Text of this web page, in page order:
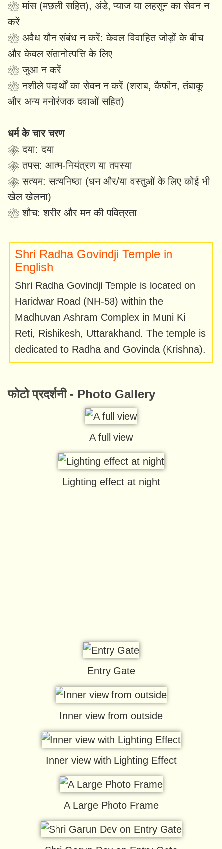
❀ मांस (मछली सहित), अंडे, प्याज या लहसुन का सेवन न
करें
❀ अवैध यौन संबंध न करें: केवल विवाहित जोड़ों के बीच
और केवल संतानोत्पत्ति के लिए
❀ जुआ न करें
❀ नशीले पदार्थों का सेवन न करें (शराब, कैफीन, तंबाकू
और अन्य मनोरंजक दवाओं सहित)
धर्म के चार चरण
❀ दया: दया
❀ तपस: आत्म-नियंत्रण या तपस्या
❀ सत्यम: सत्यनिष्ठा (धन और/या वस्तुओं के लिए कोई भी
खेल खेलना)
❀ शौच: शरीर और मन की पवित्रता
Shri Radha Govindji Temple in
English
Shri Radha Govindji Temple is located on
Haridwar Road (NH-58) within the
Madhuvan Ashram Complex in Muni Ki
Reti, Rishikesh, Uttarakhand. The temple is
dedicated to Radha and Govinda (Krishna).
फोटो प्रदर्शनी - Photo Gallery
A full view
Lighting effect at night
Entry Gate
Inner view from outside
Inner view with Lighting Effect
A Large Photo Frame